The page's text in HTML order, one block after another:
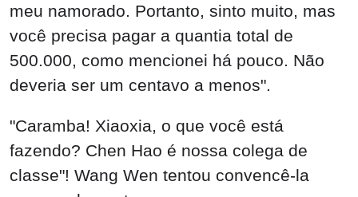
meu namorado. Portanto, sinto muito, mas
você precisa pagar a quantia total de
500.000, como mencionei há pouco. Não
deveria ser um centavo a menos".
"Caramba! Xiaoxia, o que você está
fazendo? Chen Hao é nossa colega de
classe"! Wang Wen tentou convencê-la